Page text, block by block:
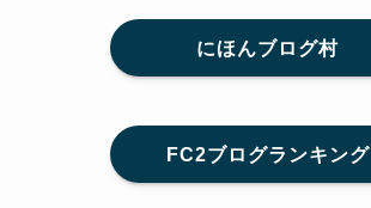
にほんブログ村
FC2ブログランキング